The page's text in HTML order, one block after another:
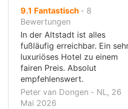
9.1 von
10,
Fantastisch ‐ 8
Bewertungen
In der Altstadt ist alles
fußläufig erreichbar. Ein
luxuriöses Hotel zu einem
fairen Preis. Absolut
empfehlenswert.
Peter van Dongen ‐ NL, 26
Mai 2026